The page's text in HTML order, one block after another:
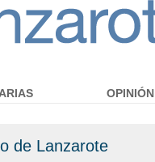
de Lanzarote
OPINIÓN